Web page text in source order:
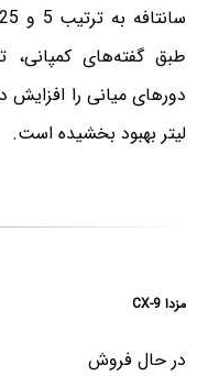
طبق گفته‌های کمپانی،
لیتر بهبود بخشیده است.
مزدا CX-9
در حال فروش